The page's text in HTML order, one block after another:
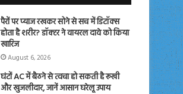
पैरों पर प्याज रखकर सोने से सच में डिटॉक्स
होता है शरीर? डॉक्टर ने वायरल दावे को किया
खारिज
August 6, 2026
घंटों AC में बैठने से त्वचा हो सकती है रूखी
और खुजलीदार, जानें आसान घरेलू उपाय